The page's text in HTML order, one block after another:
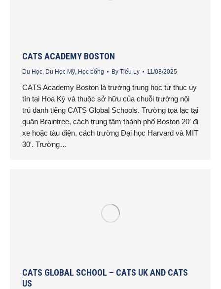
CATS ACADEMY BOSTON
Du Học Du Học Mỹ Học bổng By Tiểu Ly 11/08/2025
CATS Academy Boston là trường trung học tư thục uy
tín tại Hoa Kỳ và thuộc sở hữu của chuỗi trường nội
trú danh tiếng CATS Global Schools. Trường tọa lạc tại
quận Braintree, cách trung tâm thành phố Boston 20′ đi
xe hoặc tàu điện, cách trường Đại học Harvard và MIT
30′. Trường…
CATS GLOBAL SCHOOL – CATS UK AND CATS
US